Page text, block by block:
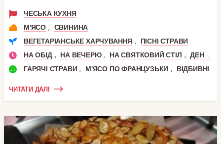
ЧЕСЬКА КУХНЯ
М'ЯСО ,
СВИНИНА
ВЕГЕТАРІАНСЬКЕ ХАРЧУВАННЯ ,
ПІСНІ СТРАВИ
НА ОБІД , НА ВЕЧЕРЮ , НА СВЯТКОВИЙ СТІЛ , ДЕНЬ НАРОДЖЕННЯ
ГАРЯЧІ СТРАВИ , М'ЯСО ПО ФРАНЦУЗЬКИ , ВІДБИВНІ
ЧИТАТИ ДАЛІ